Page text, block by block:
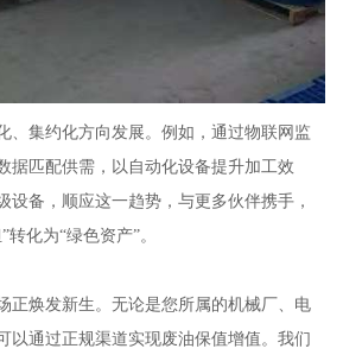
、集约化方向发展。例如，通过物联网监
据匹配供需，以自动化设备提升加工效
设备，顺应这一趋势，与更多伙伴携手，
化为“绿色资产”。
正焕发新生。无论是您所属的机械厂、电
以通过正规渠道实现废油保值增值。我们